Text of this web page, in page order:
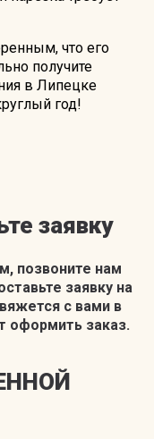
что его
получите
в Липецке
год!
заявку
позвоните нам
заявку на
с вами в
оформить заказ.